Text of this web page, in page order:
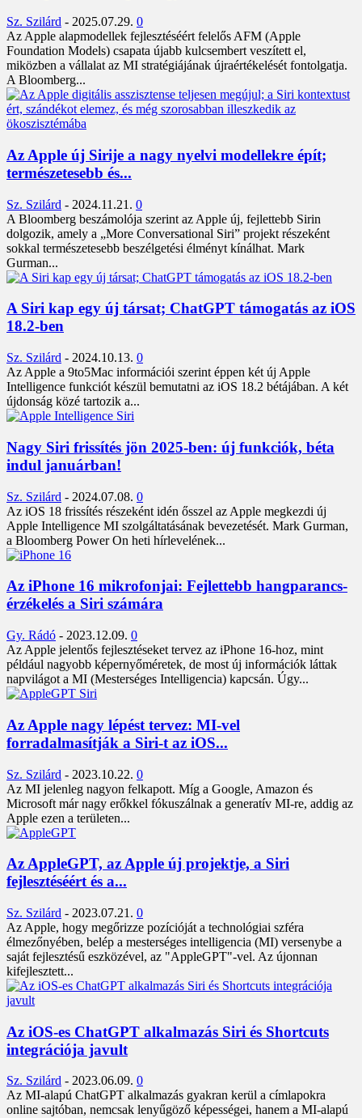
Sz. Szilárd - 2025.07.29. 0
Az Apple alapmodellek fejlesztéséért felelős AFM (Apple
Foundation Models) csapata újabb kulcsembert veszített el,
miközben a vállalat az MI stratégiájának újraértékelését fontolgatja.
A Bloomberg...
Az Apple új Sirije a nagy nyelvi modellekre épít;
természetesebb és...
Sz. Szilárd - 2024.11.21. 0
A Bloomberg beszámolója szerint az Apple új, fejlettebb Sirin
dolgozik, amely a „More Conversational Siri” projekt részeként
sokkal természetesebb beszélgetési élményt kínálhat. Mark
Gurman...
A Siri kap egy új társat; ChatGPT támogatás az iOS
18.2-ben
Sz. Szilárd - 2024.10.13. 0
Az Apple a 9to5Mac információi szerint éppen két új Apple
Intelligence funkciót készül bemutatni az iOS 18.2 bétájában. A két
újdonság közé tartozik a...
Nagy Siri frissítés jön 2025-ben: új funkciók, béta
indul januárban!
Sz. Szilárd - 2024.07.08. 0
Az iOS 18 frissítés részeként idén ősszel az Apple megkezdi új
Apple Intelligence MI szolgáltatásának bevezetését. Mark Gurman,
a Bloomberg Power On heti hírlevelének...
Az iPhone 16 mikrofonjai: Fejlettebb hangparancs-
érzékelés a Siri számára
Gy. Rádó - 2023.12.09. 0
Az Apple jelentős fejlesztéseket tervez az iPhone 16-hoz, mint
például nagyobb képernyőméretek, de most új információk láttak
napvilágot a MI (Mesterséges Intelligencia) kapcsán. Úgy...
Az Apple nagy lépést tervez: MI-vel
forradalmasítják a Siri-t az iOS...
Sz. Szilárd - 2023.10.22. 0
Az MI jelenleg nagyon felkapott. Míg a Google, Amazon és
Microsoft már nagy erőkkel fókuszálnak a generatív MI-re, addig az
Apple ezen a területen...
Az AppleGPT, az Apple új projektje, a Siri
fejlesztéséért és a...
Sz. Szilárd - 2023.07.21. 0
Az Apple, hogy megőrizze pozícióját a technológiai szféra
élmezőnyében, belép a mesterséges intelligencia (MI) versenybe a
saját fejlesztésű eszközével, az "AppleGPT"-vel. Az újonnan
kifejlesztett...
Az iOS-es ChatGPT alkalmazás Siri és Shortcuts
integrációja javult
Sz. Szilárd - 2023.06.09. 0
Az MI-alapú ChatGPT alkalmazás gyakran kerül a címlapokra
online sajtóban, nemcsak lenyűgöző képességei, hanem a MI-alapú